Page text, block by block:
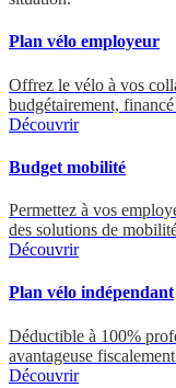
Plan vélo employeur
Offrez le vélo à vos
budgétairement,
Découvrir
Budget mobilité
Permettez à vos
des solutions de
Découvrir
Plan vélo indépendant
Déductible à 100%
avantageuse
Découvrir